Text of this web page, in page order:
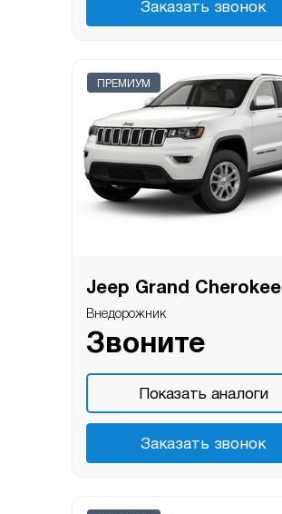
Заказать звонок
ПРЕМИУМ
Jeep Grand Cherokee
Внедорожник
Звоните
Показать аналоги
Заказать звонок